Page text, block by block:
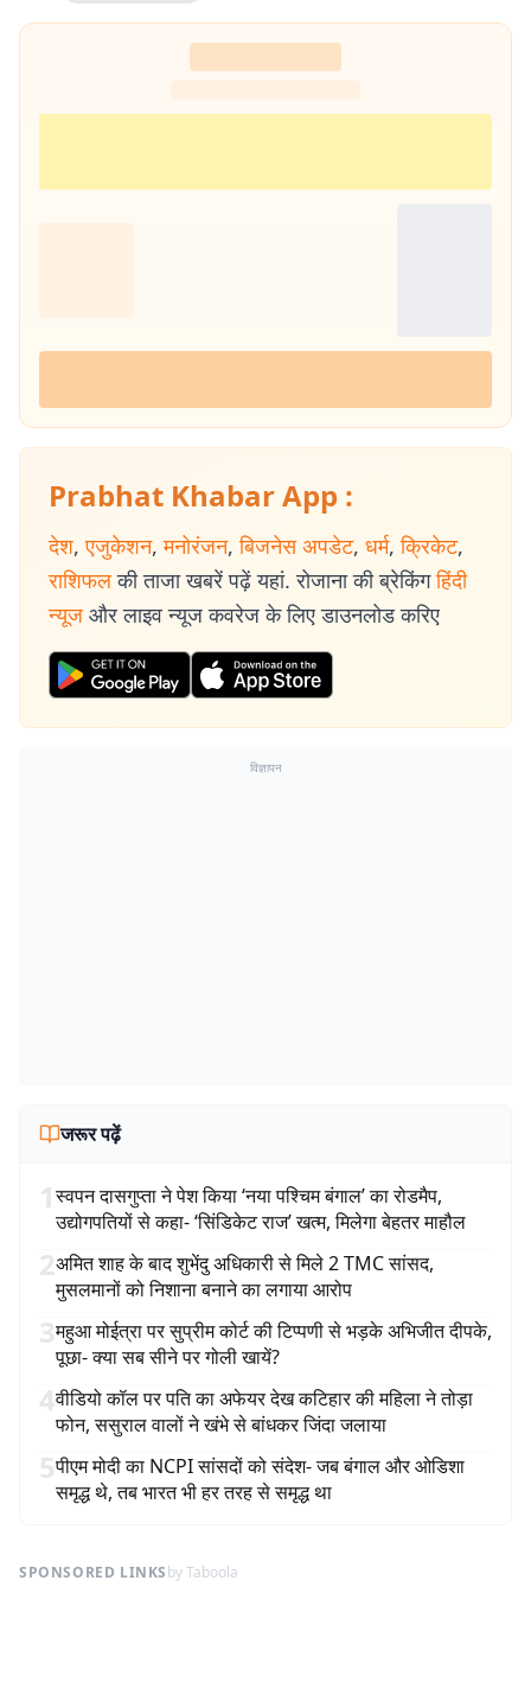
Prabhat Khabar App :
देश, एजुकेशन, मनोरंजन, बिजनेस अपडेट, धर्म, क्रिकेट,
राशिफल की ताजा खबरें पढ़ें यहां. रोजाना की ब्रेकिंग हिंदी
न्यूज और लाइव न्यूज कवरेज के लिए डाउनलोड करिए
विज्ञापन
जरूर पढ़ें
1स्वपन दासगुप्ता ने पेश किया ‘नया पश्चिम बंगाल’ का रोडमैप,
उद्योगपतियों से कहा- ‘सिंडिकेट राज’ खत्म, मिलेगा बेहतर माहौल
2अमित शाह के बाद शुभेंदु अधिकारी से मिले 2 TMC सांसद,
मुसलमानों को निशाना बनाने का लगाया आरोप
3महुआ मोईत्रा पर सुप्रीम कोर्ट की टिप्पणी से भड़के अभिजीत दीपके,
पूछा- क्या सब सीने पर गोली खायें?
4वीडियो कॉल पर पति का अफेयर देख कटिहार की महिला ने तोड़ा
फोन, ससुराल वालों ने खंभे से बांधकर जिंदा जलाया
5पीएम मोदी का NCPI सांसदों को संदेश- जब बंगाल और ओडिशा
समृद्ध थे, तब भारत भी हर तरह से समृद्ध था
SPONSORED LINKSby Taboola